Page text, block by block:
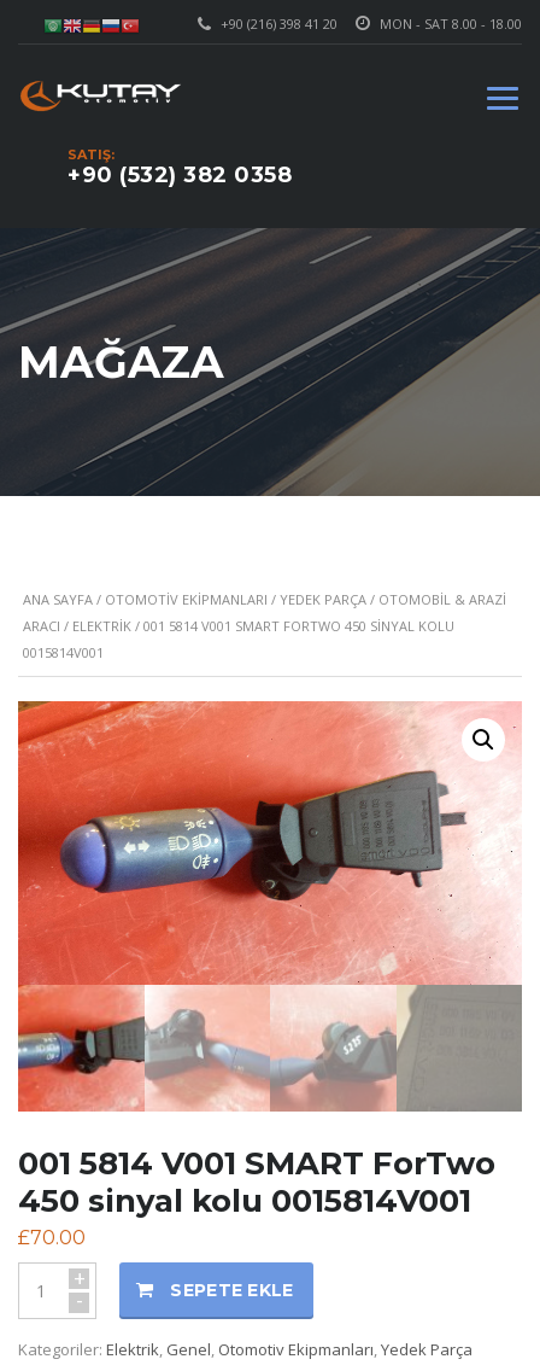
MON - SAT 8.00 - 18.00
+90 (216) 398 41 20
SATIŞ:
+90 (532) 382 0358
MAĞAZA
ANA SAYFA / OTOMOTIV EKIPMANLARI / YEDEK PARÇA / OTOMOBIL & ARAZI
ARACI / ELEKTRIK / 001 5814 V001 SMART FORTWO 450 SINYAL KOLU
0015814V001
001 5814 V001 SMART ForTwo
450 sinyal kolu 0015814V001
£70.00
+
- SEPETE EKLE
Kategoriler: Elektrik Genel Otomotiv Ekipmanları Yedek Parça